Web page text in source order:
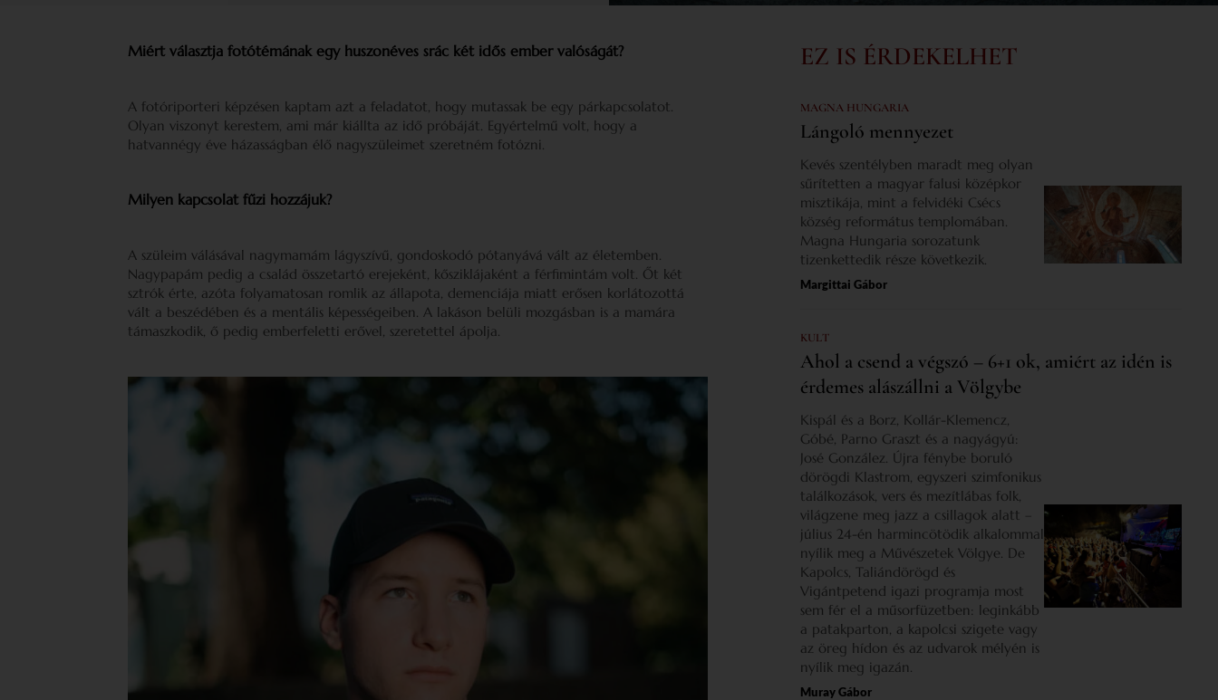
Miért választja fotótémának egy huszonéves srác két idős ember valóságát?
A fotóriporteri képzésen kaptam azt a feladatot, hogy mutassak be egy párkapcsolatot.
Olyan viszonyt kerestem, ami már kiállta az idő próbáját. Egyértelmű volt, hogy a
hatvannégy éve házasságban élő nagyszüleimet szeretném fotózni.
Milyen kapcsolat fűzi hozzájuk?
A szüleim válásával nagymamám lágyszívű, gondoskodó pótanyává vált az életemben.
Nagypapám pedig a család összetartó erejeként, kősziklájaként a férfimintám volt. Őt két
sztrók érte, azóta folyamatosan romlik az állapota, demenciája miatt erősen korlátozottá
vált a beszédében és a mentális képességeiben. A lakáson belüli mozgásban is a mamára
támaszkodik, ő pedig emberfeletti erővel, szeretettel ápolja.
EZ IS ÉRDEKELHET
MAGNA HUNGARIA
Lángoló mennyezet
Kevés szentélyben maradt meg olyan
sűrítetten a magyar falusi középkor
misztikája, mint a felvidéki Csécs
község református templomában.
Magna Hungaria sorozatunk
tizenkettedik része következik.
Margittai Gábor
KULT
Ahol a csend a végszó – 6+1 ok, amiért az idén is
érdemes alászállni a Völgybe
Kispál és a Borz, Kollár-Klemencz,
Góbé, Parno Graszt és a nagyágyú:
José González. Újra fénybe boruló
dörögdi Klastrom, egyszeri szimfonikus
találkozások, vers és mezítlábas folk,
világzene meg jazz a csillagok alatt –
július 24-én harmincötödik alkalommal
nyílik meg a Művészetek Völgye. De
Kapolcs, Taliándörögd és
Vigántpetend igazi programja most
sem fér el a műsorfüzetben: leginkább
a patakparton, a kapolcsi szigete vagy
az öreg hídon és az udvarok mélyén is
nyílik meg igazán.
Muray Gábor